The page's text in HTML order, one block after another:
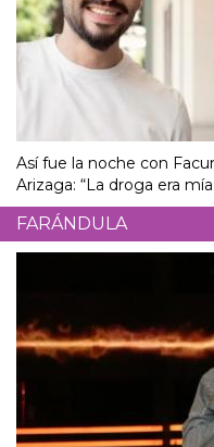
Así fue la noche con
Arizaga: “La droga era
FARÁNDULA